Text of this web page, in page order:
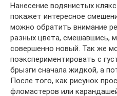
Нанесение водянистых
покажет интересное
можно обратить внимание
разных цвета, смешавшись,
совершенно новый. Так же
поэкспериментировать с
брызги сначала жидкой, а
После того, как рисунок
фломастеров или